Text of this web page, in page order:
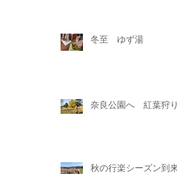
冬至 ゆず湯
奈良公園へ 紅葉狩り
秋の行楽シーズン到